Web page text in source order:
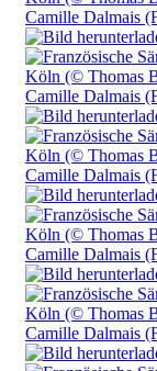
Camille Dalmais
Camille Dalmais
Camille Dalmais
Camille Dalmais
Camille Dalmais